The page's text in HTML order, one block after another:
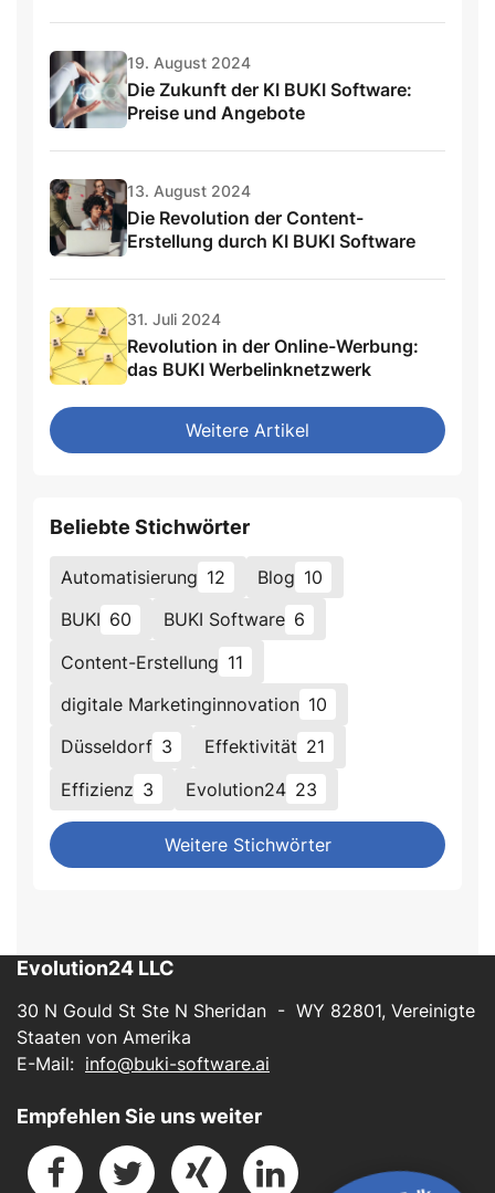
19. August 2024
Die Zukunft der KI BUKI Software:
Preise und Angebote
13. August 2024
Die Revolution der Content-
Erstellung durch KI BUKI Software
31. Juli 2024
Revolution in der Online-Werbung:
das BUKI Werbelinknetzwerk
Weitere Artikel
Beliebte Stichwörter
Automatisierung 12 Blog 10
BUKI 60 BUKI Software 6
Content-Erstellung 11
digitale Marketinginnovation 10
Düsseldorf 3 Effektivität 21
Effizienz 3 Evolution24 23
Weitere Stichwörter
Evolution24 LLC
30 N Gould St Ste N Sheridan - WY 82801, Vereinigte
Staaten von Amerika
E-Mail: info@buki-software.ai
Empfehlen Sie uns weiter